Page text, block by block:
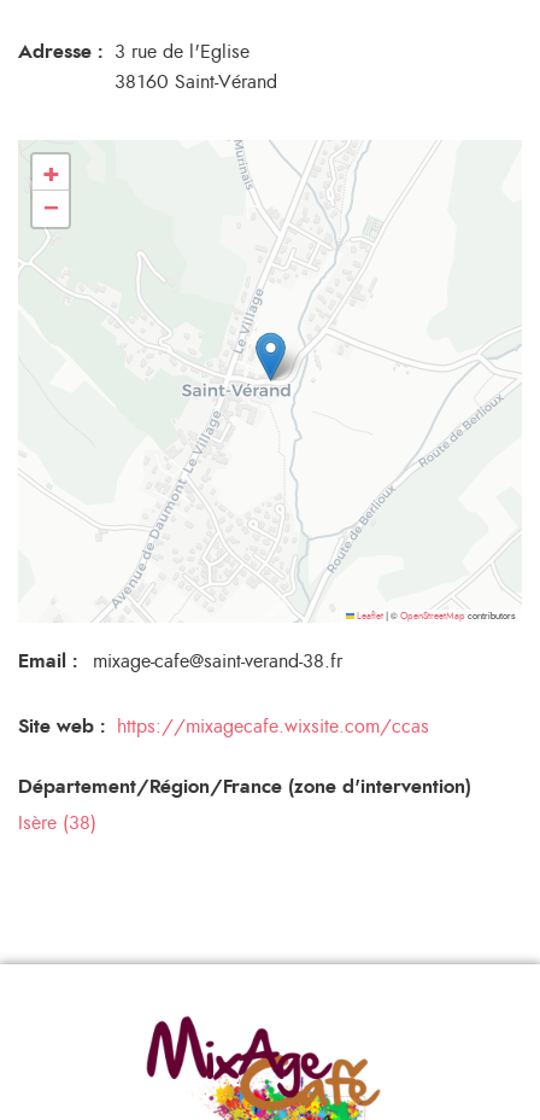
Adresse :
3 rue de l'Eglise
38160 Saint-Vérand
+
−
Leaflet © OpenStreetMap contributors
Email : mixage-cafe@saint-verand-38.fr
Site web : https://mixagecafe.wixsite.com/ccas
Département/Région/France (zone d'intervention)
Isère (38)